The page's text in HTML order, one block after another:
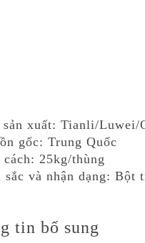
sản xuất: Tianli/Luwei/
gốc: Trung Quốc
cách: 25kg/thùng
sắc và nhận dạng: Bột
tin bổ sung